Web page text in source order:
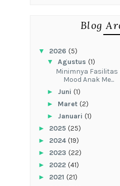
Blog
▼ 2026 (5)
▼ Agustus (1)
‎Minimnya
Mood Anak Me...
► Juni (1)
► Maret (2)
► Januari (1)
► 2025 (25)
► 2024(19)
► 2023 (22)
► 2022 (41)
► 2021 (21)